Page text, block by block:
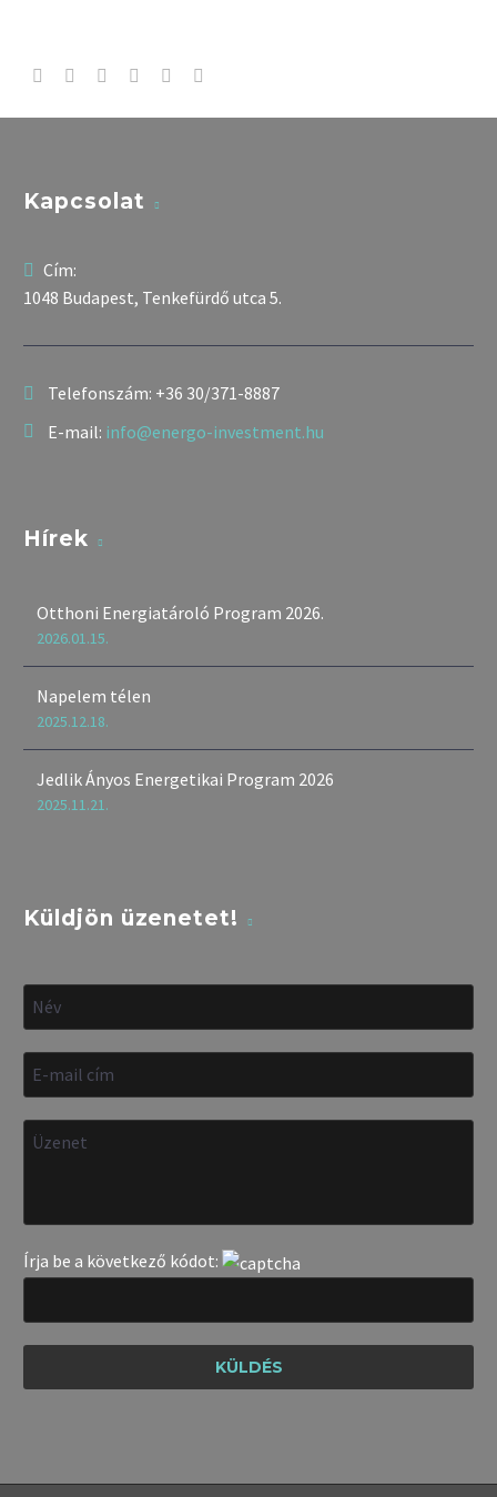
Kapcsolat
Cím:
1048 Budapest, Tenkefürdő utca 5.
Telefonszám: +36 30/371-8887
E-mail: info@energo-investment.hu
Hírek
Otthoni Energiatároló Program 2026.
2026.01.15.
Napelem télen
2025.12.18.
Jedlik Ányos Energetikai Program 2026
2025.11.21.
Küldjön üzenetet!
Írja be a következő kódot: